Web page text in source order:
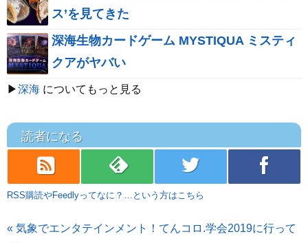
ス’を見てきた
深海生物カードゲーム MYSTIQUA ミスティ
クアがヤバい
▶深海 についてもっと見る
読者になる
rss feedly twitter facebook
RSS購読やFeedlyってなに？…という方はこちら
« 気象でエンタテインメント！てんコロ.学会2019に行って